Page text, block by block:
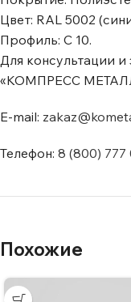
Цвет: RAL 5002
Профиль: C 10.
Для консультации
«КОМПРЕСС
E-mail:
Телефон: 8 (800) 777
Похожие